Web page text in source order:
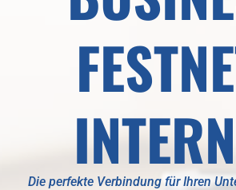
Die perfekte Verbindung für Ihren